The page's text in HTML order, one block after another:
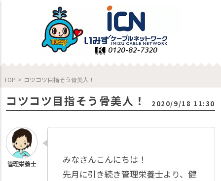
TOP > コツコツ目指そう骨美人！
コツコツ目指そう骨美人！ 2020/9/18 11:30
みなさんこんにちは！
先月に引き続き管理栄養士より、健